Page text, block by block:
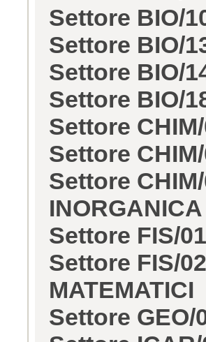
Settore BIO/
Settore BIO/
Settore BIO/
Settore BIO/
Settore
Settore
Settore
INORGANICA
Settore FIS/
Settore FIS/
MATEMATICI
Settore GEO/